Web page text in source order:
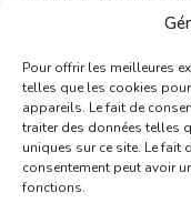
Pour offrir les meilleures
telles que les cookies
appareils. Le fait de
traiter des données telles
uniques sur ce site. Le fait
consentement peut avoir
fonctions.
Partagez cette page / Share
F
a
c
e
b
X
L
i
n
k
E
m
a
i
h
a
t